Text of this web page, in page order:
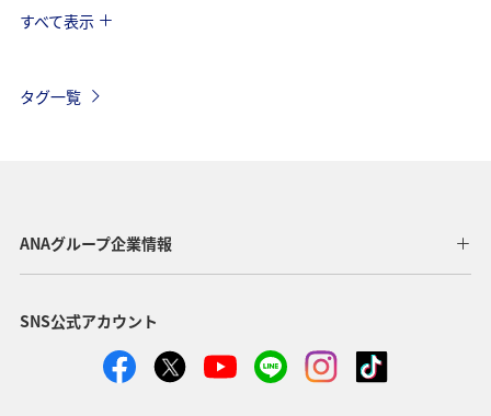
アメリカ
韓国 ANA Mall ライフ 日常
ショッピング＆ライフ
春 年末年始 クリスマス
すべて表示
タグ一覧
ANAグループ企業情報
SNS公式アカウント